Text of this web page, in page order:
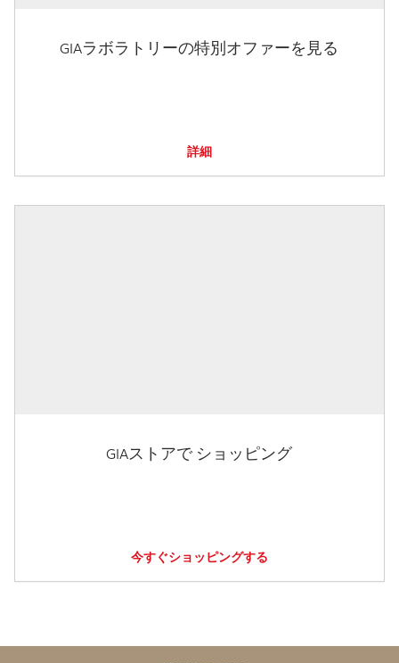
GIAラボラトリーの特別オファーを見る
詳細
GIAストアで ショッピング
今すぐショッピングする